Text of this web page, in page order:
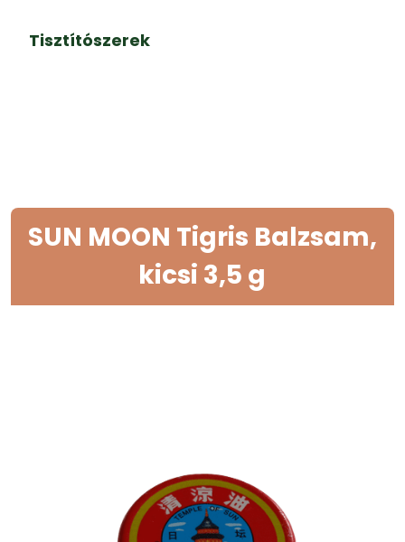
Tisztítószerek
SUN MOON Tigris Balzsam,
kicsi 3,5 g